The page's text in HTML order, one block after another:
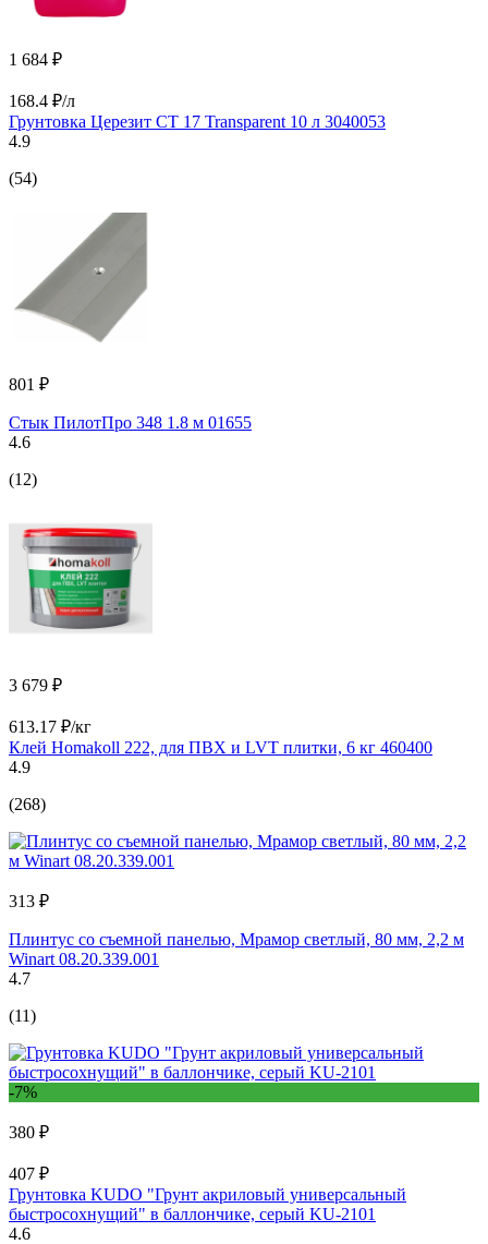
1 684 ₽
168.4 ₽/л
Грунтовка Церезит CT 17 Transparent 10 л 3040053
4.9
(54)
801 ₽
Стык ПилотПро 348 1.8 м 01655
4.6
(12)
3 679 ₽
613.17 ₽/кг
Клей Homakoll 222, для ПВХ и LVT плитки, 6 кг 460400
4.9
(268)
313 ₽
Плинтус со съемной панелью, Мрамор светлый, 80 мм, 2,2 м
Winart 08.20.339.001
4.7
(11)
-7%
380 ₽
407 ₽
Грунтовка KUDO "Грунт акриловый универсальный
быстросохнущий" в баллончике, серый KU-2101
4.6